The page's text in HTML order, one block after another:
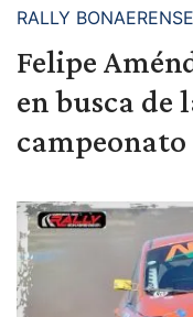
RALLY
Felipe
en busca de
campeonato